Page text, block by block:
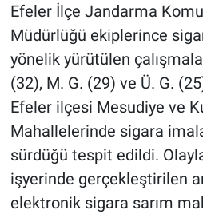
Efeler İlçe Jandarma
Müdürlüğü ekiplerince
yönelik yürütülen
(32), M. G. (29) ve Ü. G.
Efeler ilçesi Mesudiye ve
Mahallelerinde sigara
sürdüğü tespit edildi.
işyerinde gerçekleştirilen
elektronik sigara sarım